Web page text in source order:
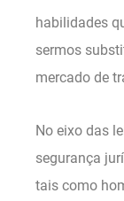
habilidades
sermos
mercado de
No eixo das
segurança
tais como